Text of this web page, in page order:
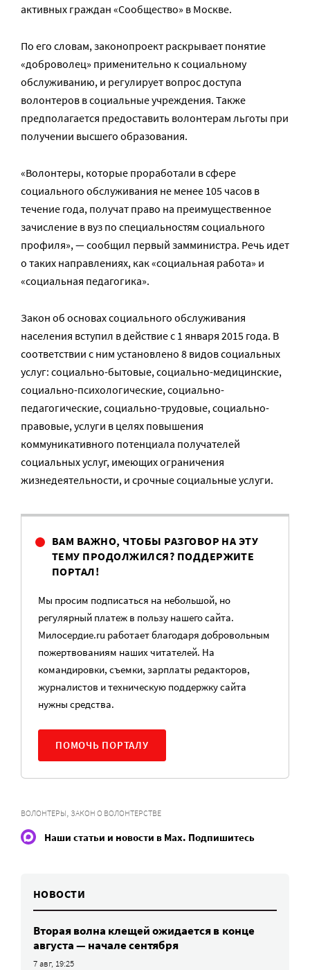
активных граждан «Сообщество» в Москве.
По его словам, законопроект раскрывает понятие
«доброволец» применительно к социальному
обслуживанию, и регулирует вопрос доступа
волонтеров в социальные учреждения. Также
предполагается предоставить волонтерам льготы при
получении высшего образования.
«Волонтеры, которые проработали в сфере
социального обслуживания не менее 105 часов в
течение года, получат право на преимущественное
зачисление в вуз по специальностям социального
профиля», — сообщил первый замминистра. Речь идет
о таких направлениях, как «социальная работа» и
«социальная педагогика».
Закон об основах социального обслуживания
населения вступил в действие с 1 января 2015 года. В
соответствии с ним установлено 8 видов социальных
услуг: социально-бытовые, социально-медицинские,
социально-психологические, социально-
педагогические, социально-трудовые, социально-
правовые, услуги в целях повышения
коммуникативного потенциала получателей
социальных услуг, имеющих ограничения
жизнедеятельности, и срочные социальные услуги.
ВАМ ВАЖНО, ЧТОБЫ РАЗГОВОР НА ЭТУ
ТЕМУ ПРОДОЛЖИЛСЯ? ПОДДЕРЖИТЕ
ПОРТАЛ!
Мы просим подписаться на небольшой, но
регулярный платеж в пользу нашего сайта.
Милосердие.ru работает благодаря добровольным
пожертвованиям наших читателей. На
командировки, съемки, зарплаты редакторов,
журналистов и техническую поддержку сайта
нужны средства.
ПОМОЧЬ ПОРТАЛУ
ВОЛОНТЕРЫ, ЗАКОН О ВОЛОНТЕРСТВЕ
Наши статьи и новости в Max. Подпишитесь
НОВОСТИ
Вторая волна клещей ожидается в конце
августа — начале сентября
7 авг, 19:25